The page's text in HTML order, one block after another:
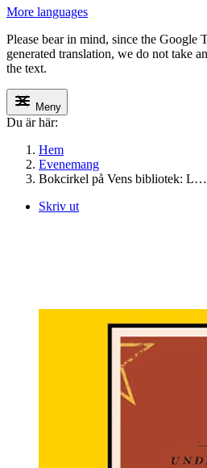
More languages
Please bear in mind, since the Google
generated translation, we do not take
the text.
Meny
Du är här:
Hem
Evenemang
Bokcirkel på Vens bibliotek: L…
Skriv ut